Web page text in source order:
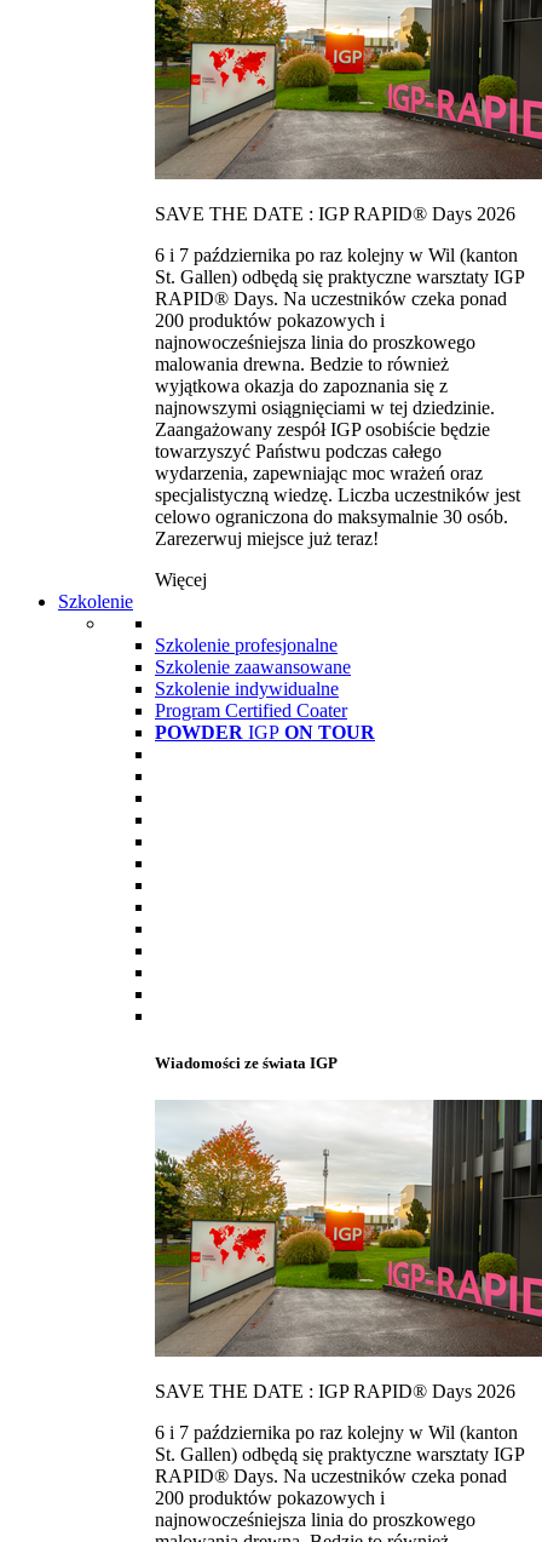
SAVE THE DATE : IGP RAPID® Days 2026
6 i 7 października po raz kolejny w Wil (kanton
St. Gallen) odbędą się praktyczne warsztaty IGP
RAPID® Days. Na uczestników czeka ponad
200 produktów pokazowych i
najnowocześniejsza linia do proszkowego
malowania drewna. Bedzie to również
wyjątkowa okazja do zapoznania się z
najnowszymi osiągnięciami w tej dziedzinie.
Zaangażowany zespół IGP osobiście będzie
towarzyszyć Państwu podczas całego
wydarzenia, zapewniając moc wrażeń oraz
specjalistyczną wiedzę. Liczba uczestników jest
celowo ograniczona do maksymalnie 30 osób.
Zarezerwuj miejsce już teraz!
Więcej
Szkolenie
Szkolenie profesjonalne
Szkolenie zaawansowane
Szkolenie indywidualne
Program Certified Coater
POWDER IGP ON TOUR
Wiadomości ze świata IGP
SAVE THE DATE : IGP RAPID® Days 2026
6 i 7 października po raz kolejny w Wil (kanton
St. Gallen) odbędą się praktyczne warsztaty IGP
RAPID® Days. Na uczestników czeka ponad
200 produktów pokazowych i
najnowocześniejsza linia do proszkowego